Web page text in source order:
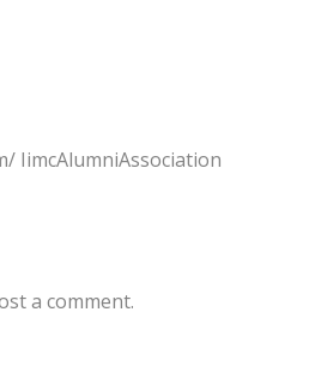
IimcAlumniAssociation
a comment.